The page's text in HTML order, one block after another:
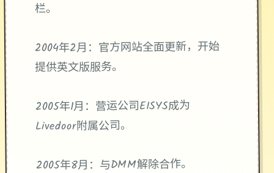
栏。
2004年2月：官方网站全面更新，开始
提供英文版服务。
2005年1月：营运公司EISYS成为
Livedoor附属公司。
2005年8月：与DMM解除合作。